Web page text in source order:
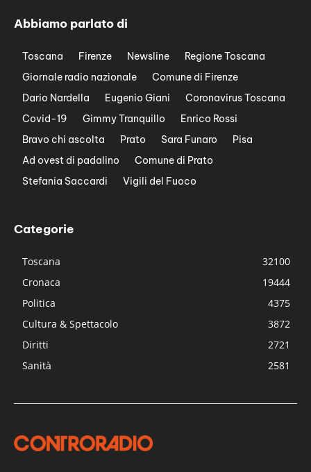
Abbiamo parlato di
Toscana Firenze Newsline
Regione Toscana
Giornale radio nazionale
Comune di Firenze
Dario Nardella
Eugenio Giani
Coronavirus Toscana
Covid-19
Gimmy Tranquillo
Enrico Rossi
Bravo chi ascolta
Prato Sara Funaro
Pisa
Ad ovest di padalino
Comune di Prato
Stefania Saccardi
Vigili del Fuoco
Categorie
Toscana
32100
Cronaca
19444
Politica
4375
Cultura & Spettacolo
3872
Diritti
2721
Sanità
2581